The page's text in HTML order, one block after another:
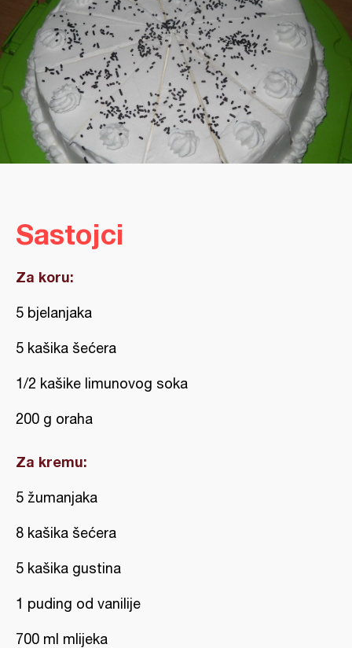
Sastojci
Za koru:
5 bjelanjaka
5 kašika šećera
1/2 kašike limunovog soka
200 g oraha
Za kremu:
5 žumanjaka
8 kašika šećera
5 kašika gustina
1 puding od vanilije
700 ml mlijeka